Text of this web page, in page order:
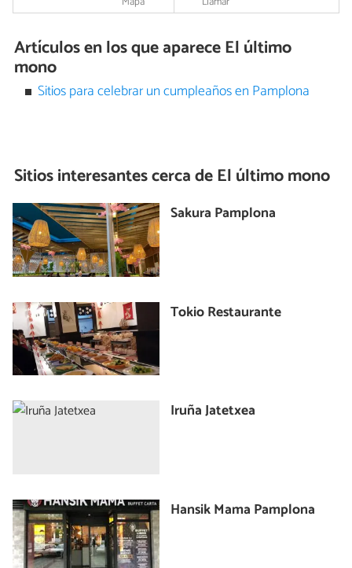
Artículos en los que aparece El último
mono
Sitios para celebrar un cumpleaños en Pamplona
Sitios interesantes cerca deEl último mono
Sakura Pamplona
Tokio Restaurante
Iruña Jatetxea
Hansik Mama Pamplona